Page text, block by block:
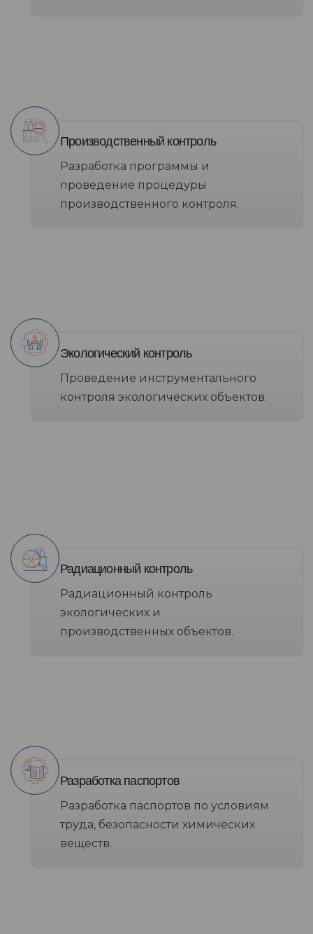
Производственный контроль
Разработка программы и
проведение процедуры
производственного контроля.
Экологический контроль
Проведение инструментального
контроля экологических объектов.
Радиационный контроль
Радиационный контроль
экологических и
производственных объектов.
Разработка паспортов
Разработка паспортов по условиям
труда, безопасности химических
веществ.